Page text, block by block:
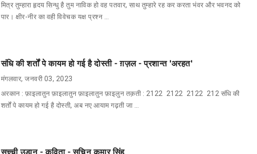
मित्र तुम्हारा हृदय सिन्धु है तुम नाविक हो वह पतवार, साथ तुम्हारे रह कर करता भंवर और भवनद को
पार। क्षीर-नीर का वही विवेचक यक्ष प्रश्न …
संधि की शर्तों पे कायम हो गई है दोस्ती - ग़ज़ल - प्रशान्त 'अरहत'
मंगलवार, जनवरी 03, 2023
अरकान : फ़ाइलातुन फ़ाइलातुन फ़ाइलातुन फ़ाइलुन तक़ती : 2122 2122 2122 212 संधि की
शर्तों पे कायम हो गई है दोस्ती, अब नए आयाम गढ़ती जा …
सच्ची उड़ान - कविता - सचिन कुमार सिंह